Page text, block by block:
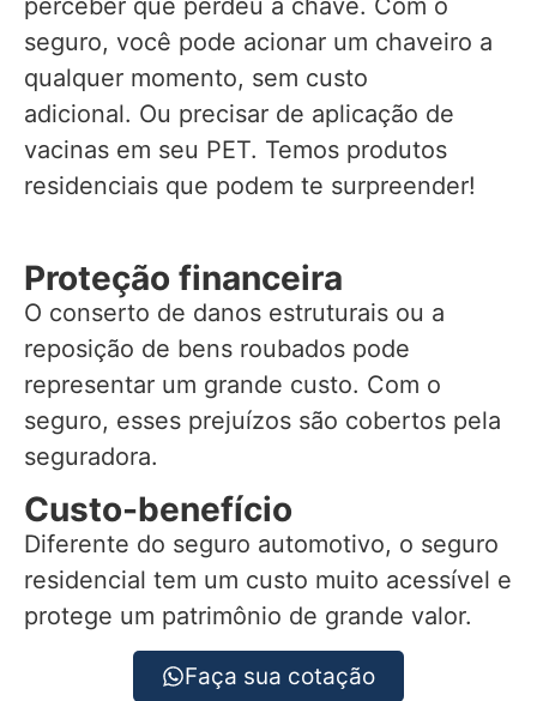
perceber que perdeu a chave. Com o
seguro, você pode acionar um chaveiro a
qualquer momento, sem custo
adicional. Ou precisar de aplicação de
vacinas em seu PET. Temos produtos
residenciais que podem te surpreender!
Proteção financeira
O conserto de danos estruturais ou a
reposição de bens roubados pode
representar um grande custo. Com o
seguro, esses prejuízos são cobertos pela
seguradora.
Custo-benefício
Diferente do seguro automotivo, o seguro
residencial tem um custo muito acessível e
protege um patrimônio de grande valor.
Faça sua cotação